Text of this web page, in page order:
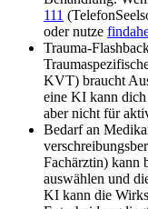
111
oder nutze
Trauma-
KVT) braucht
eine KI kann
aber nicht für
Bedarf an
Fachärztin) kann
auswählen und
KI kann die